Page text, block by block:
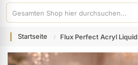
Startseite Flux Perfect Acryl Liquid
Zum